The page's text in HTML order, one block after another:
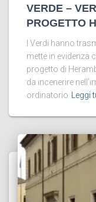
VERDE –
PROGETTO
I Verdi hanno
mette in evidenza
progetto di
da incenerire
ordinatorio
Leggi